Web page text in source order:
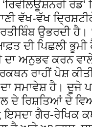
ਵੱਖ-ਵੱਖ
ਉਭਰਦੀ
ਦੀ ਪਿਛਲੀ
ਅਨੁਭਵ ਕਰਨ
ਰਾਹੀਂ ਪੇਸ਼
ਸਮਾਵੇਸ਼ ਹੈ। ਦੂਜੇ
ਦੇ ਰਿਸ਼ਤਿਆਂ ਦੇ
ਇਸਦਾ ਗੈਰ-ਰੇਖਿਕ